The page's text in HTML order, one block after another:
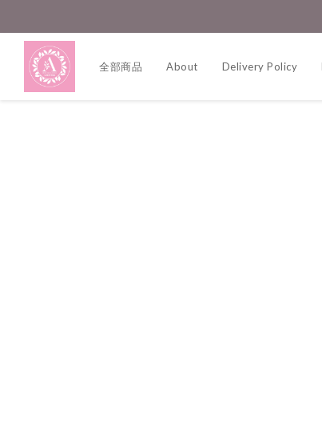
全部商品 About Delivery Policy